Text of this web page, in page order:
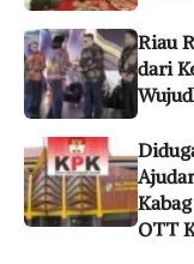
Riau
dari
OTT